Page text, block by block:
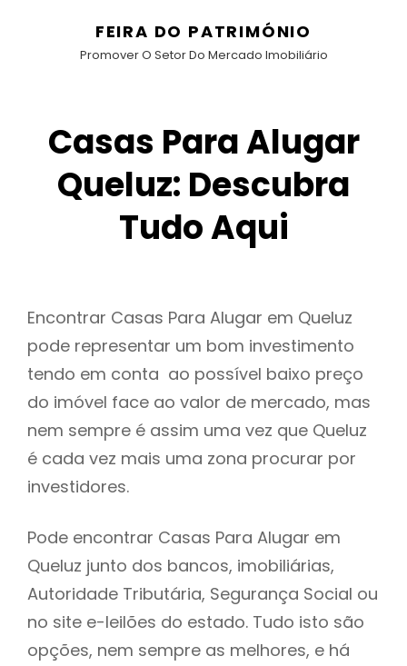
FEIRA DO PATRIMÓNIO
Promover O Setor Do Mercado Imobiliário
Casas Para Alugar
Queluz: Descubra
Tudo Aqui
Encontrar Casas Para Alugar em Queluz
pode representar um bom investimento
tendo em conta ao possível baixo preço
do imóvel face ao valor de mercado, mas
nem sempre é assim uma vez que Queluz
é cada vez mais uma zona procurar por
investidores.
Pode encontrar Casas Para Alugar em
Queluz junto dos bancos, imobiliárias,
Autoridade Tributária, Segurança Social ou
no site e-leilões do estado. Tudo isto são
opções, nem sempre as melhores, e há